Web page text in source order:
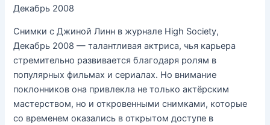
Декабрь 2008
Снимки с Джиной Линн в журнале High Society,
Декабрь 2008 — талантливая актриса, чья карьера
стремительно развивается благодаря ролям в
популярных фильмах и сериалах. Но внимание
поклонников она привлекла не только актёрским
мастерством, но и откровенными снимками, которые
со временем оказались в открытом доступе в